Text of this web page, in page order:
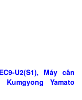
U2(S1), Máy cân
Yamato